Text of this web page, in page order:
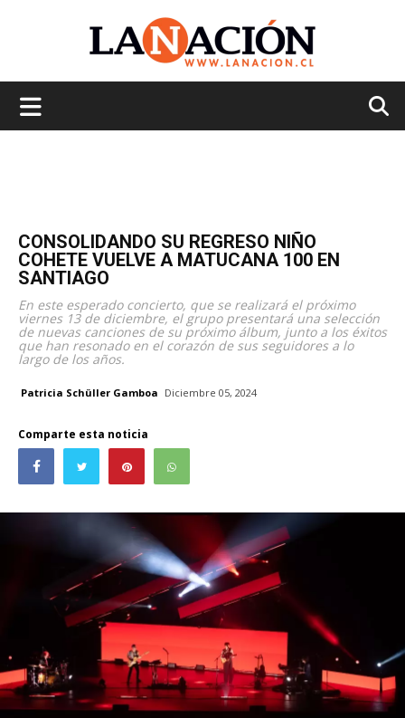
CONSOLIDANDO SU REGRESO NIÑO
COHETE VUELVE A MATUCANA 100 EN
SANTIAGO
En este esperado concierto, que se realizará el próximo
viernes 13 de diciembre, el grupo presentará una selección
de nuevas canciones de su próximo álbum, junto a los éxitos
que han resonado en el corazón de sus seguidores a lo
largo de los años.
Patricia Schüller Gamboa Diciembre 05, 2024
Comparte esta noticia